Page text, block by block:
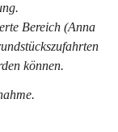
Bereich (Anna
können.